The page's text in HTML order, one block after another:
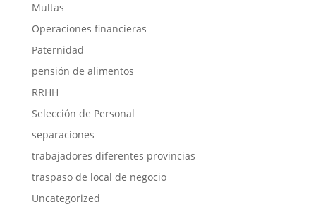
Multas
Operaciones financieras
Paternidad
pensión de alimentos
RRHH
Selección de Personal
separaciones
trabajadores diferentes provincias
traspaso de local de negocio
Uncategorized